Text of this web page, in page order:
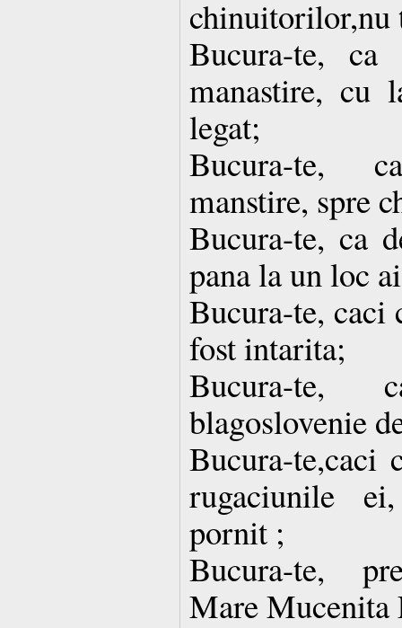
chinuitorilor,nu
Bucura-te,
manastire, cu
legat;
Bucura-te,
manstire, spre
Bucura-te, ca
pana la un loc
Bucura-te,
fost intarita;
Bucura-te,
blagoslovenie
Bucura-te,caci
rugaciunile
pornit ;
Bucura-te,
Mare Mucenita